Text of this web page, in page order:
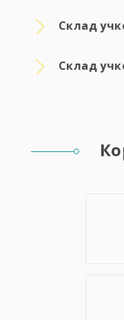
Склад
Склад